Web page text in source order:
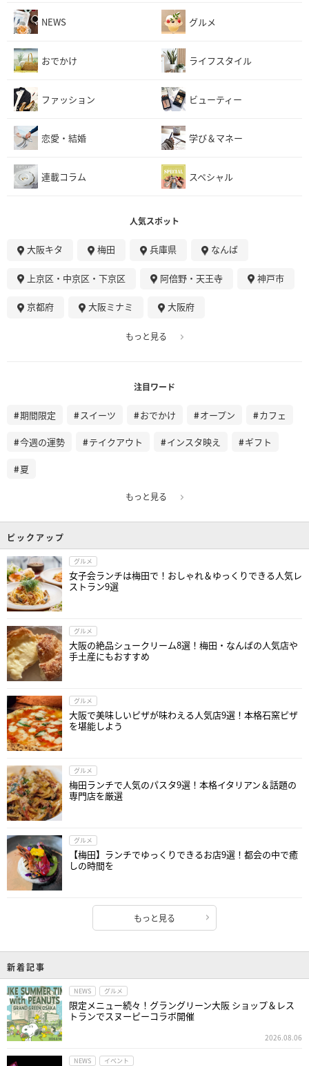
NEWS グルメ
おでかけ ライフスタイル
ファッション ビューティー
恋愛・結婚 学び＆マネー
連載コラム スペシャル
人気スポット
大阪キタ 梅田 兵庫県 なんば
上京区・中京区・下京区 阿倍野・天王寺 神戸市
京都府 大阪ミナミ 大阪府
もっと見る
注目ワード
期間限定 スイーツ おでかけ オープン カフェ
今週の運勢 テイクアウト インスタ映え ギフト
夏
もっと見る
ピックアップ
グルメ
女子会ランチは梅田で！おしゃれ＆ゆっくりできる人気レ
ストラン9選
グルメ
大阪の絶品シュークリーム8選！梅田・なんばの人気店や
手土産にもおすすめ
グルメ
大阪で美味しいピザが味わえる人気店9選！本格石窯ピザ
を堪能しよう
グルメ
梅田ランチで人気のパスタ9選！本格イタリアン＆話題の
専門店を厳選
グルメ
【梅田】ランチでゆっくりできるお店9選！都会の中で癒
しの時間を
もっと見る
新着記事
NEWS グルメ
限定メニュー続々！グラングリーン大阪 ショップ＆レス
トランでスヌーピーコラボ開催
2026.08.06
NEWS イベント